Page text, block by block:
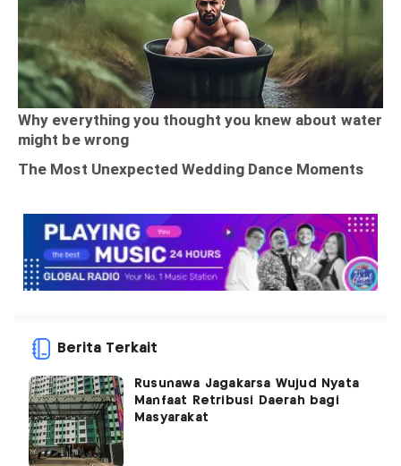
Berita Terkait
Rusunawa Jagakarsa Wujud Nyata
Manfaat Retribusi Daerah bagi
Masyarakat